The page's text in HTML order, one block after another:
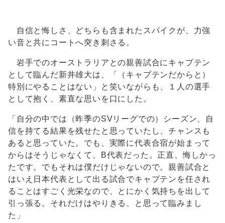
自信と悔しさ、どちらも含まれたスパイクが、力強
い音と共にコートへ突き刺さる。
岩手でのオーストラリアとの親善試合にキャプテン
として臨んだ新井雄大は、「（キャプテンだからと）
特別にやることはない」と笑いながらも、１人の選手
として抱く、素直な思いを口にした。
「自分の中では（昨季のSVリーグでの）シーズン、自
信を持てる結果を残せたと思っていたし、チャンスも
あると思っていた。でも、実際に代表合宿が始まって
からはそうじゃなくて、B代表だった。正直、悔しかっ
たです。でもそれは僕だけじゃないので。親善試合と
はいえ日本代表として出る試合でキャプテンを任され
ることはすごく光栄なので、とにかく気持ちを出して
引っ張る。それだけはやりきる、と思って臨みまし
た」